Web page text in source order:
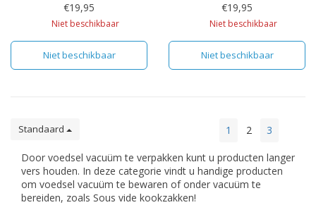
€19,95
Niet beschikbaar
Niet beschikbaar
€19,95
Niet beschikbaar
Niet beschikbaar
Standaard 1 2 3
Door voedsel vacuüm te verpakken kunt u producten langer
vers houden. In deze categorie vindt u handige producten
om voedsel vacuüm te bewaren of onder vacuüm te
bereiden, zoals Sous vide kookzakken!